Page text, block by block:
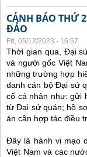
CẢNH BÁO THỨ
ĐẢO
Fri, 05/12/2023 - 16:57
Thời gian qua, Đại
và người gốc Việt
những trường hợp
danh cán bộ Đại sứ
cố cá nhân như: gửi
từ Đại sứ quán; hồ
án cần hợp tác điều
Đây là hành vi mạo
Việt Nam và các